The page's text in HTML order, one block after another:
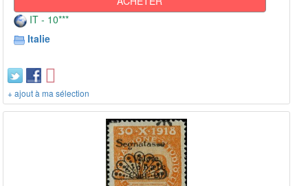
IT - 10***
Italie
+ ajout à ma sélection